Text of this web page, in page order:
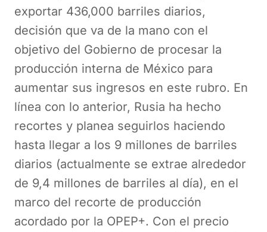
exportar 436,000 barriles diarios,
decisión que va de la mano con el
objetivo del Gobierno de procesar la
producción interna de México para
aumentar sus ingresos en este rubro. En
línea con lo anterior, Rusia ha hecho
recortes y planea seguirlos haciendo
hasta llegar a los 9 millones de barriles
diarios (actualmente se extrae alrededor
de 9,4 millones de barriles al día), en el
marco del recorte de producción
acordado por la OPEP+. Con el precio